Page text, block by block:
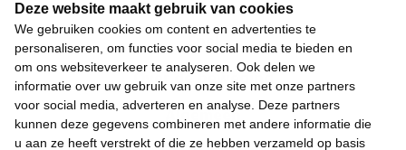
Deze website maakt gebruik van cookies
We gebruiken cookies om content en advertenties te
personaliseren, om functies voor social media te bieden en
om ons websiteverkeer te analyseren. Ook delen we
informatie over uw gebruik van onze site met onze partners
voor social media, adverteren en analyse. Deze partners
kunnen deze gegevens combineren met andere informatie die
u aan ze heeft verstrekt of die ze hebben verzameld op basis
Snel
Over de beweging
Algemeen